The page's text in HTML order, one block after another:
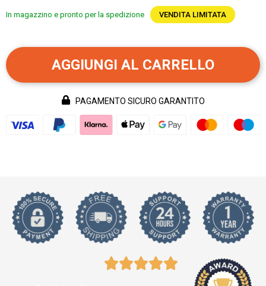
In magazzino e pronto per la spedizione VENDITA LIMITATA
AGGIUNGI AL CARRELLO
PAGAMENTO SICURO GARANTITO